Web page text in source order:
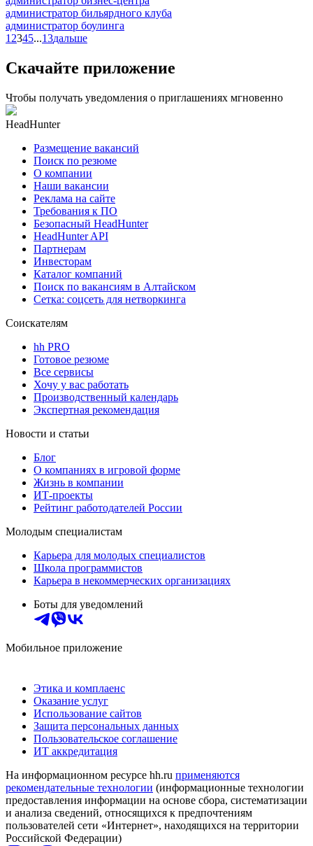
администратор бильярдного клуба
администратор боулинга
1 2345...13дальше
Скачайте приложение
Чтобы получать уведомления о приглашениях мгновенно
HeadHunter
Размещение вакансий
Поиск по резюме
О компании
Наши вакансии
Реклама на сайте
Требования к ПО
Безопасный HeadHunter
HeadHunter API
Партнерам
Инвесторам
Каталог компаний
Поиск по вакансиям в Алтайском
Сетка: соцсеть для нетворкинга
Соискателям
hh PRO
Готовое резюме
Все сервисы
Хочу у вас работать
Производственный календарь
Экспертная рекомендация
Новости и статьи
Блог
О компаниях в игровой форме
Жизнь в компании
ИТ-проекты
Рейтинг работодателей России
Молодым специалистам
Карьера для молодых специалистов
Школа программистов
Карьера в некоммерческих организациях
Боты для уведомлений
Мобильное приложение
Этика и комплаенс
Оказание услуг
Использование сайтов
Защита персональных данных
Пользовательское соглашение
ИТ аккредитация
На информационном ресурсе hh.ru применяются
рекомендательные технологии (информационные технологии
предоставления информации на основе сбора, систематизации
и анализа сведений, относящихся к предпочтениям
пользователей сети «Интернет», находящихся на территории
Российской Федерации)